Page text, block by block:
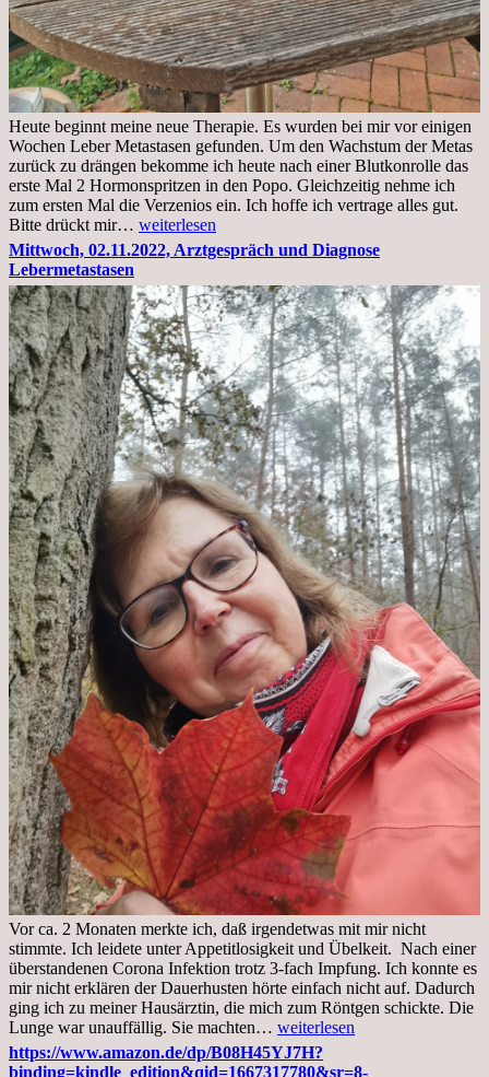
Heute beginnt meine neue Therapie. Es wurden bei mir vor einigen
Wochen Leber Metastasen gefunden. Um den Wachstum der Metas
zurück zu drängen bekomme ich heute nach einer Blutkonrolle das
erste Mal 2 Hormonspritzen in den Popo. Gleichzeitig nehme ich
zum ersten Mal die Verzenios ein. Ich hoffe ich vertrage alles gut.
Bitte drückt mir… Mittwoch,
09.11.2022
weiterlesen
Mittwoch, 02.11.2022, Arztgespräch und Diagnose
Lebermetastasen
Vor ca. 2 Monaten merkte ich, daß irgendetwas mit mir nicht
stimmte. Ich leidete unter Appetitlosigkeit und Übelkeit. Nach einer
überstandenen Corona Infektion trotz 3-fach Impfung. Ich konnte es
mir nicht erklären der Dauerhusten hörte einfach nicht auf. Dadurch
ging ich zu meiner Hausärztin, die mich zum Röntgen schickte. Die
Lunge war unauffällig. Sie machten… Mittwoch,
02.11.2022,
Arztgespräch
weiterlesen
https://www.amazon.de/dp/B08H45YJ7H?
binding=kindle_edition&qid=1667317780&sr=8-